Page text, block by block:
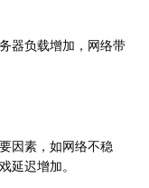
器负载增加，网络带
因素，如网络不稳
延迟增加。